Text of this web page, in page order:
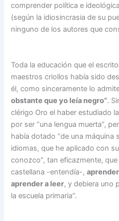
comprender política e
(según la idiosincrasia de su
ninguno de los autores que
Toda la educación que el
maestros criollos había sido
él, como sinceramente lo
obstante que yo leía negro”.
clérigo Oro el haber estudiado
por ser “una lengua muerta”,
había dotado “de una máquina
idiomas, que he aplicado con
conozco”, tan eficazmente,
castellana -entendía-,
aprender a leer, y debiera uno
la escuela primaria”.